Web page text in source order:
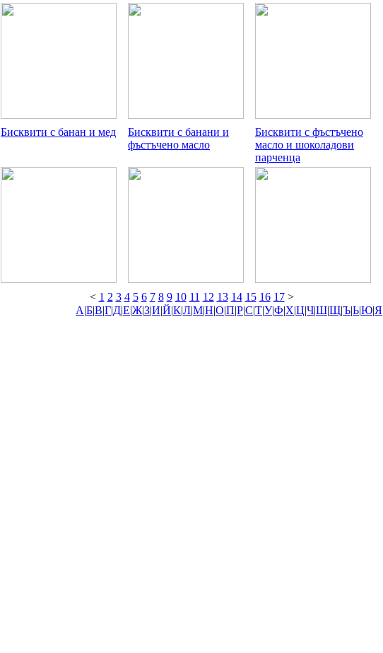
Бисквити с банан и мед
Бисквити с банани и
фъстъчено масло
Бисквити с фъстъчено
масло и шоколадови
парченца
< 1 2 3 4 5 6 7 8 9 10 11 12 13 14 15 16 17>
А|Б|В|Г|Д|Е|Ж|З|И|Й|К|Л|М|Н|О|П|Р|С|Т|У|Ф|Х|Ц|Ч|Ш|Щ|Ъ|Ь|Ю|Я